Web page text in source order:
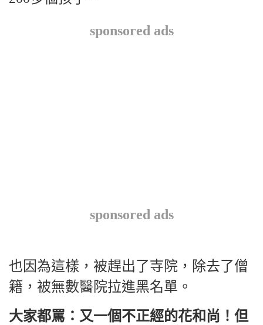
sponsored ads
sponsored ads
也因為這樣，被趕出了寺院，除去了僧
籍，被無數醫院拉進黑名單。
大家都罵：又一個不正經的花和尚！但